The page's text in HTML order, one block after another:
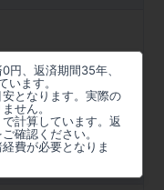
円、返済期間35年、
います。
となります。実際の
せん。
計算しています。返
確認ください。
費が必要となりま
番28(地番)、神奈
表示)